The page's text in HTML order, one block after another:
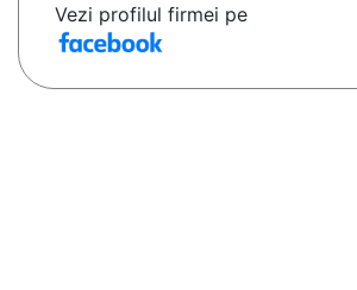
Vezi profilul firmei pe